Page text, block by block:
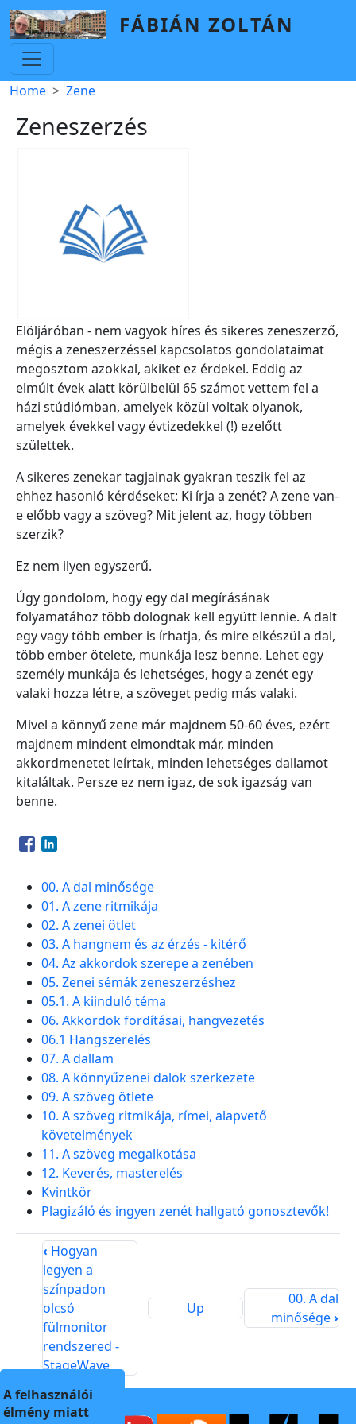
Skip to main content
FÁBIÁN ZOLTÁN
Breadcrumb
Home Zene
Zeneszerzés
Elöljáróban - nem vagyok híres és sikeres zeneszerző,
mégis a zeneszerzéssel kapcsolatos gondolataimat
megosztom azokkal, akiket ez érdekel. Eddig az
elmúlt évek alatt körülbelül 65 számot vettem fel a
házi stúdiómban, amelyek közül voltak olyanok,
amelyek évekkel vagy évtizedekkel (!) ezelőtt
születtek.
A sikeres zenekar tagjainak gyakran teszik fel az
ehhez hasonló kérdéseket: Ki írja a zenét? A zene van-
e előbb vagy a szöveg? Mit jelent az, hogy többen
szerzik?
Ez nem ilyen egyszerű.
Úgy gondolom, hogy egy dal megírásának
folyamatához több dolognak kell együtt lennie. A dalt
egy vagy több ember is írhatja, és mire elkészül a dal,
több ember ötelete, munkája lesz benne. Lehet egy
személy munkája és lehetséges, hogy a zenét egy
valaki hozza létre, a szöveget pedig más valaki.
Mivel a könnyű zene már majdnem 50-60 éves, ezért
majdnem mindent elmondtak már, minden
akkordmenetet leírtak, minden lehetséges dallamot
kitaláltak. Persze ez nem igaz, de sok igazság van
benne.
Opens in a new window
Opens in a new window
00. A dal minősége
01. A zene ritmikája
02. A zenei ötlet
03. A hangnem és az érzés - kitérő
04. Az akkordok szerepe a zenében
05. Zenei sémák zeneszerzéshez
05.1. A kiinduló téma
06. Akkordok fordításai, hangvezetés
06.1 Hangszerelés
07. A dallam
08. A könnyűzenei dalok szerkezete
09. A szöveg ötlete
10. A szöveg ritmikája, rímei, alapvető
követelmények
11. A szöveg megalkotása
12. Keverés, masterelés
Kvintkör
Plagizáló és ingyen zenét hallgató gonosztevők!
‹ Hogyan
legyen a
színpadon
olcsó
fülmonitor
rendszered -
StageWave
Up
00. A dal
minősége›
A felhasználói
élmény miatt